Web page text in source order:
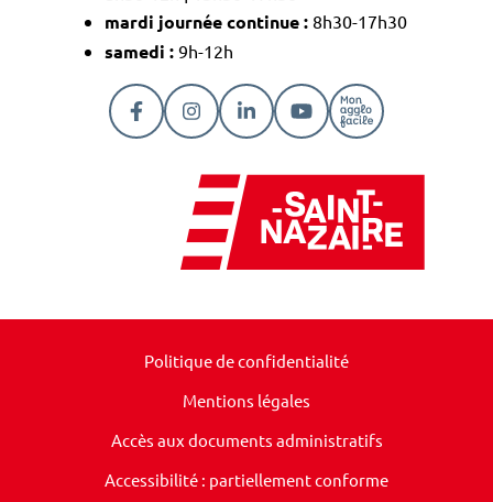
mardi journée continue : 8h30-17h30
samedi : 9h-12h
Lien vers le compte Facebook
Lien vers le compte Instagram
Lien vers le compte
Lien vers la chaîne
Lien vers la
Politique de confidentialité
Mentions légales
Accès aux documents administratifs
Accessibilité : partiellement conforme